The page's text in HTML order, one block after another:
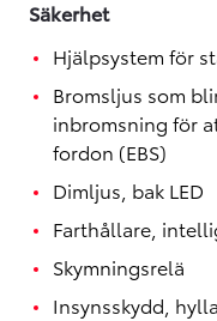
Säkerhet
Hjälpsystem för
Bromsljus som
inbromsning för
fordon (EBS)
Dimljus, bak LED
Farthållare,
Skymningsrelä
Insynsskydd, hylla